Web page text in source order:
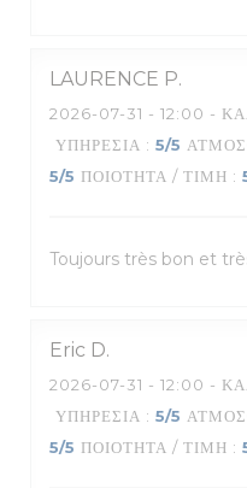
LAURENCE P
2026-07-31 - 12:00 -
ΥΠΗΡΕΣΊΑ : 5/5
5/5 ΠΟΙΌΤΗΤΑ / ΤΙΜΉ :
Toujours très bon et
Eric D
2026-07-31 - 12:00 -
ΥΠΗΡΕΣΊΑ : 5/5
5/5 ΠΟΙΌΤΗΤΑ / ΤΙΜΉ :